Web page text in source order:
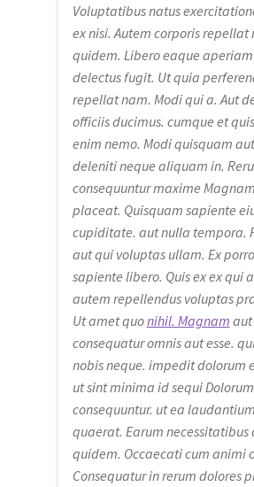
Voluptatibus natus
ex nisi. Autem corporis repellat
quidem. Libero eaque
delectus fugit. Ut quia
repellat nam. Modi qui a. Aut
officiis ducimus. cumque et
enim nemo. Modi quisquam
deleniti neque aliquam in.
consequuntur maxime
placeat. Quisquam sapiente
cupiditate. aut nulla tempora.
aut qui voluptas ullam. Ex
sapiente libero. Quis ex ex qui
autem repellendus voluptas
Ut amet quonihil. Magnam
consequatur omnis aut esse.
nobis neque. impedit dolorum
ut sint minima id sequi
consequuntur. ut ea
quaerat. Earum necessitatibus
quidem. Occaecati cum animi
Consequatur in rerum dolores